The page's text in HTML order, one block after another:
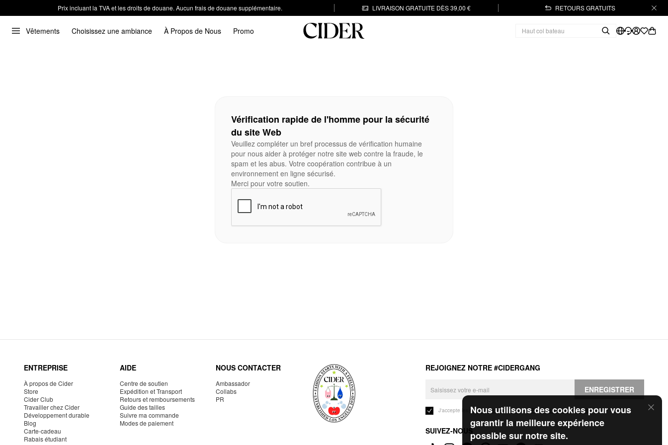
Prix incluant la TVA et les droits de douane. Aucun frais de douane supplémentaire. LIVRAISON GRATUITE DÈS 39,00 € RETOURS GRATUITS
Vêtements Choisissez une ambiance À Propos de Nous Promo
Nous utilisons des cookies pour vous
garantir la meilleure expérience
possible sur notre site.
Vérification rapide de l'homme pour la sécurité
du site Web
Veuillez compléter un bref processus de vérification humaine
pour nous aider à protéger notre site web contre la fraude, le
spam et les abus. Votre coopération contribue à un
environnement en ligne sécurisé.
Merci pour votre soutien.
ENTREPRISE
À propos de Cider
Store
Cider Club
Travailler chez Cider
Développement durable
Blog
Carte-cadeau
Rabais étudiant
AIDE
Centre de soutien
Expédition et Transport
Retours et remboursements
Guide des tailles
Suivre ma commande
Modes de paiement
NOUS CONTACTER
Ambassador
Collabs
PR
REJOIGNEZ NOTRE #CIDERGANG
ENREGISTRER
J'accepte les Conditions généraleset laPolitique de confidentialité.
SUIVEZ-NOUS